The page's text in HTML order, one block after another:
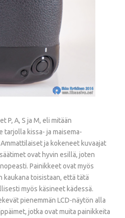
P, A, S ja M, eli mitään
kissa- ja maisema-
ja kokeneet kuvaajat
ovat hyvin esillä, joten
Painikkeet ovat myös
kaukana toisistaan, että tätä
myös käsineet kädessä.
pienemmän LCD-näytön alla
jotka ovat muita painikkeita